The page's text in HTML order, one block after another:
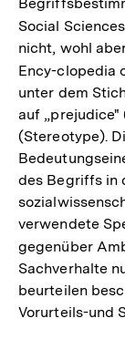
Social
nicht, wohl
Ency-clopedia
unter dem
auf „prejudice"
(Stereotype).
des Begriffs in
verwendete
gegenüber
Sachverhalte
beurteilen
Vorurteils-und